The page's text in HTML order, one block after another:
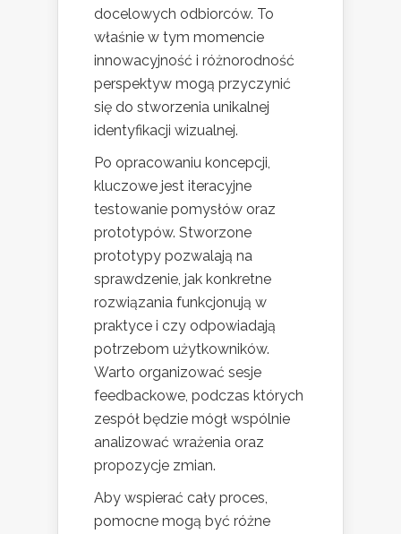
docelowych odbiorców. To
właśnie w tym momencie
innowacyjność i różnorodność
perspektyw mogą przyczynić
się do stworzenia unikalnej
identyfikacji wizualnej.
Po opracowaniu koncepcji,
kluczowe jest iteracyjne
testowanie pomysłów oraz
prototypów. Stworzone
prototypy pozwalają na
sprawdzenie, jak konkretne
rozwiązania funkcjonują w
praktyce i czy odpowiadają
potrzebom użytkowników.
Warto organizować sesje
feedbackowe, podczas których
zespół będzie mógł wspólnie
analizować wrażenia oraz
propozycje zmian.
Aby wspierać cały proces,
pomocne mogą być różne